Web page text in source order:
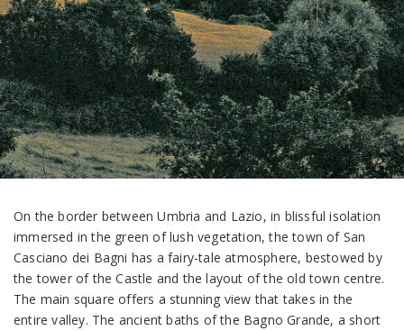
On the border between Umbria and Lazio, in blissful isolation
immersed in the green of lush vegetation, the town of San
Casciano dei Bagni has a fairy-tale atmosphere, bestowed by
the tower of the Castle and the layout of the old town centre.
The main square offers a stunning view that takes in the
entire valley. The ancient baths of the Bagno Grande, a short